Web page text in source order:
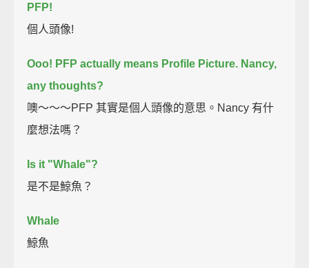
PFP!
個人頭像!
Ooo! PFP actually means Profile Picture. Nancy,
any thoughts?
噢～～～PFP 其實是個人頭像的意思。Nancy 有什
麼想法嗎？
Is it "Whale"?
是不是鯨魚？
Whale
鯨魚